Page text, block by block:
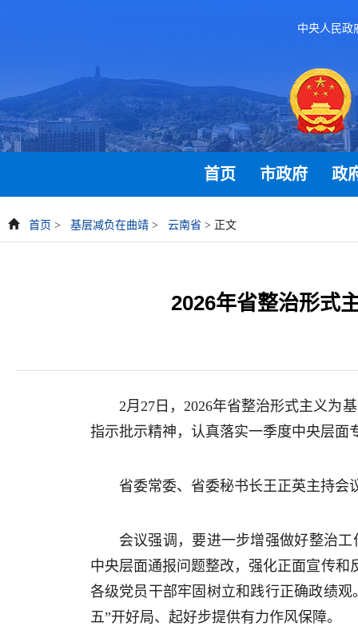
中央人民政
首页 市政府 政
首页 > 基层减负在曲靖 > 云南省 > 正文
2026年省整治形式
2月27日，2026年省整治形式主义为
指示批示精神，认真落实一季度中央层面
省委常委、省委秘书长王正英主持会
会议强调，要进一步增强做好整治
中央层面通报问题整改，强化正面宣传
各级党员干部牢固树立和践行正确政绩
五”开好局、起好步提供有力作风保障。